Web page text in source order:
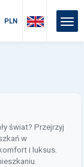
PLN
świat? Przejrzyj
w
i luksus.